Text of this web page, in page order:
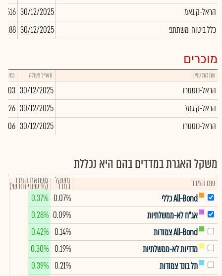
הראל-ק.נאמ
30/12/2025
כלל ביטוח-משתתפ
30/12/2025
מוכרים
שם בעל עניין תאריך פעולה כמות
הראל-נוסטרו 30/12/2025
-7,703
הראל-ק.גמל
30/12/2025
הראל-נוסטרו
30/12/2025
-106
משקל האגרת במדדים בהם היא נכללת
שם המדד משקל
במדד תשואת המדד
(% שינוי חודשי)
All-Bond כללי
0.07%
0.37%
אג"ח לא-ממשלתיות
0.09%
0.28%
All-Bond צמודות
0.14%
0.42%
מדדיות לא-ממשלתיות
0.19%
0.30%
תל בונד צמודות
0.21%
0.39%